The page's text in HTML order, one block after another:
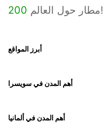
200 مطار حول العالم!
أبرز المواقع
أهم المدن في سويسرا
أهم المدن في ألمانيا